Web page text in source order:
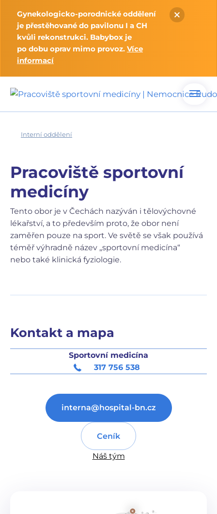
Gynekologicko-porodnické oddělení
je přestěhované do pavilonu I a CH
kvůli rekonstrukci. Babybox je
po dobu oprav mimo provoz. Více
informací
Interní oddělení
Pracoviště sportovní
medicíny
Tento obor je v Čechách nazýván i tělovýchovné
lékařství, a to především proto, že obor není
zaměřen pouze na sport. Ve světě se však používá
téměř výhradně název „sportovní medicína“
nebo také klinická fyziologie.
Kontakt a mapa
Sportovní medicína
317 756 538
interna@hospital-bn.cz
Ceník
Náš tým